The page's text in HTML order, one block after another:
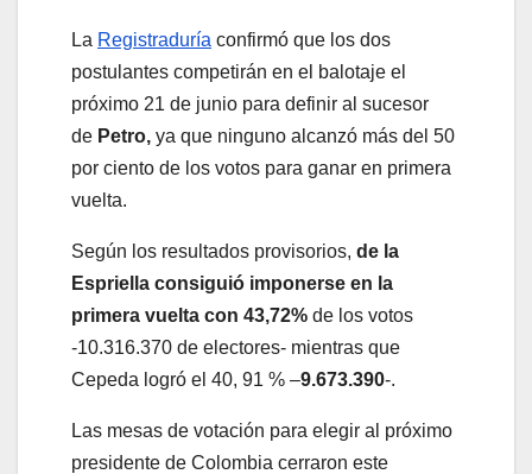
La Registraduría confirmó que los dos
postulantes competirán en el balotaje el
próximo 21 de junio para definir al sucesor
de Petro, ya que ninguno alcanzó más del 50
por ciento de los votos para ganar en primera
vuelta.
Según los resultados provisorios, de la
Espriella consiguió imponerse en la
primera vuelta con 43,72% de los votos
-10.316.370 de electores- mientras que
Cepeda logró el 40, 91 % –9.673.390-.
Las mesas de votación para elegir al próximo
presidente de Colombia cerraron este